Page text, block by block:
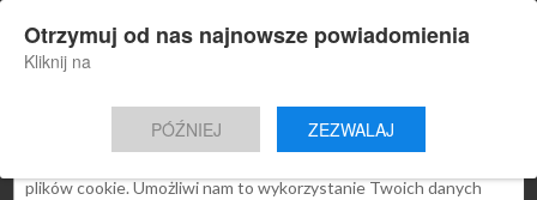
Nowa aplikacja Flipohity
Aktualne wiadomości, artykuły, TOP
Instalacja
Zgoda Szczegóły O cookies
Ta strona używa plików cookies
We Flipo robimy wszystko, aby pokazać Ci tylko te treści, które
plików cookie. Umożliwi nam to wykorzystanie Twoich danych
Otrzymuj od nas najnowsze powiadomienia
Kliknij na
PÓŹNIEJ ZEZWALAJ